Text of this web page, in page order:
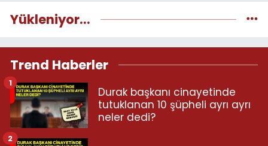
Yükleniyor...
Trend Haberler
Durak başkanı cinayetinde
tutuklanan 10 şüpheli ayrı ayrı
neler dedi?
1
2